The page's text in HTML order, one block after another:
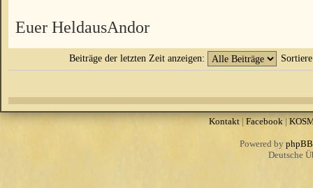
Euer HeldausAndor
Beiträge der letzten Zeit anzeigen:
Kontakt| Facebook|
Powered by phpBB
Deutsche